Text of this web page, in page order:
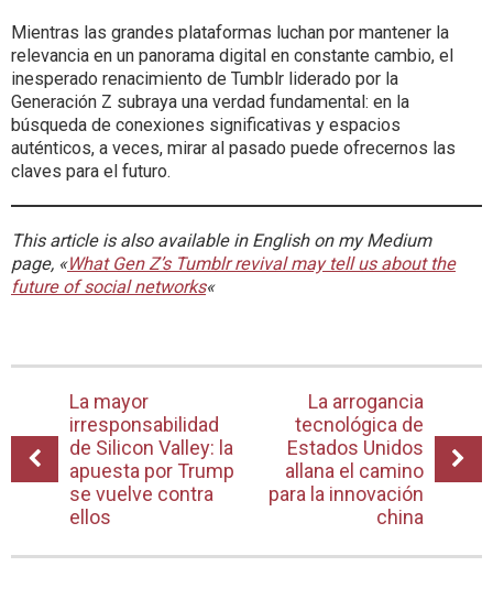
Mientras las grandes plataformas luchan por mantener la
relevancia en un panorama digital en constante cambio, el
inesperado renacimiento de Tumblr liderado por la
Generación Z subraya una verdad fundamental: en la
búsqueda de conexiones significativas y espacios
auténticos, a veces, mirar al pasado puede ofrecernos las
claves para el futuro.
This article is also available in English on my Medium
page, «What Gen Z’s Tumblr revival may tell us about the
future of social networks«
La mayor
irresponsabilidad
de Silicon Valley: la
apuesta por Trump
se vuelve contra
ellos
La arrogancia
tecnológica de
Estados Unidos
allana el camino
para la innovación
china